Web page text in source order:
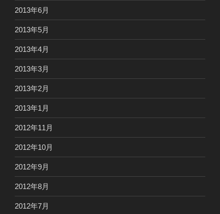
2013年6月
2013年5月
2013年4月
2013年3月
2013年2月
2013年1月
2012年11月
2012年10月
2012年9月
2012年8月
2012年7月